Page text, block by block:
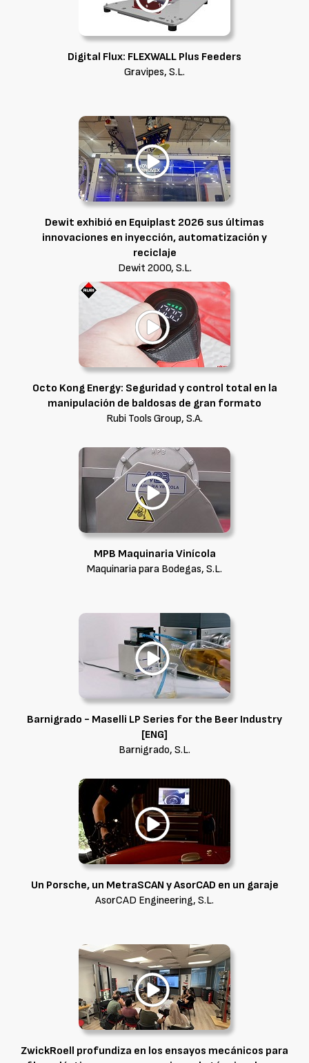
Digital Flux: FLEXWALL Plus Feeders
Gravipes, S.L.
Dewit exhibió en Equiplast 2026 sus últimas
innovaciones en inyección, automatización y
reciclaje
Dewit 2000, S.L.
Octo Kong Energy: Seguridad y control total en la
manipulación de baldosas de gran formato
Rubi Tools Group, S.A.
MPB Maquinaria Vinícola
Maquinaria para Bodegas, S.L.
Barnigrado - Maselli LP Series for the Beer Industry
[ENG]
Barnigrado, S.L.
Un Porsche, un MetraSCAN y AsorCAD en un garaje
AsorCAD Engineering, S.L.
ZwickRoell profundiza en los ensayos mecánicos para